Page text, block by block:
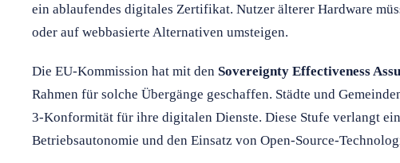
ein ablaufendes digitales Zertifikat. Nutzer älterer Hardware
oder auf webbasierte Alternativen umsteigen.
Die EU-Kommission hat mit den Sovereignty Effectiveness
Rahmen für solche Übergänge geschaffen. Städte und
3-Konformität für ihre digitalen Dienste. Diese Stufe verlangt
Betriebsautonomie und den Einsatz von Open-Source-